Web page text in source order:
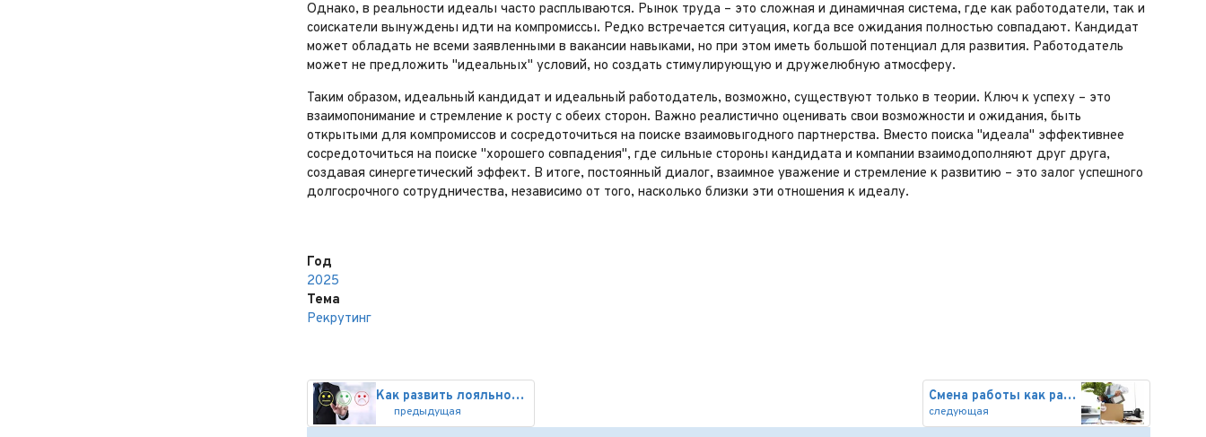
Однако, в реальности идеалы часто расплываются. Рынок труда – это сложная и динамичная система, где как работодатели, так и
соискатели вынуждены идти на компромиссы. Редко встречается ситуация, когда все ожидания полностью совпадают. Кандидат
может обладать не всеми заявленными в вакансии навыками, но при этом иметь большой потенциал для развития. Работодатель
может не предложить "идеальных" условий, но создать стимулирующую и дружелюбную атмосферу.
Таким образом, идеальный кандидат и идеальный работодатель, возможно, существуют только в теории. Ключ к успеху – это
взаимопонимание и стремление к росту с обеих сторон. Важно реалистично оценивать свои возможности и ожидания, быть
открытыми для компромиссов и сосредоточиться на поиске взаимовыгодного партнерства. Вместо поиска "идеала" эффективнее
сосредоточиться на поиске "хорошего совпадения", где сильные стороны кандидата и компании взаимодополняют друг друга,
создавая синергетический эффект. В итоге, постоянный диалог, взаимное уважение и стремление к развитию – это залог успешного
долгосрочного сотрудничества, независимо от того, насколько близки эти отношения к идеалу.
Год
2025
Тема
Рекрутинг
Как развить лояльность персона
предыдущая
Смена работы как развод: как с
следующая